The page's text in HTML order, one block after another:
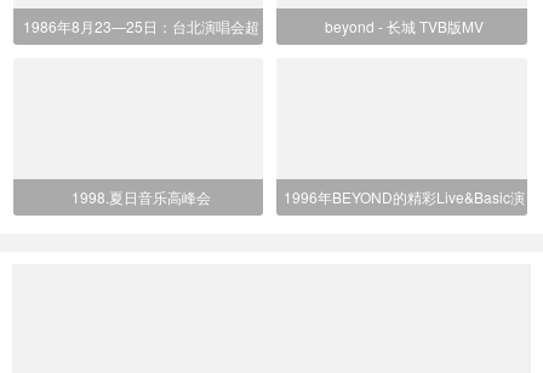
1986年8月23—25日：台北演唱会超
beyond - 长城 TVB版MV
1998.夏日音乐高峰会
1996年BEYOND的精彩Live&Basic演